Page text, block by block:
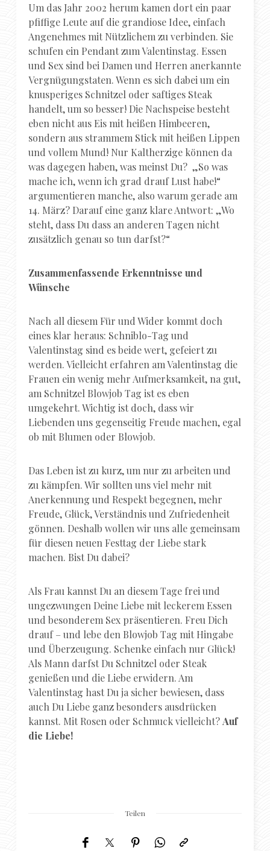
Um das Jahr 2002 herum kamen dort ein paar
pfiffige Leute auf die grandiose Idee, einfach
Angenehmes mit Nützlichem zu verbinden. Sie
schufen ein Pendant zum Valentinstag. Essen
und Sex sind bei Damen und Herren anerkannte
Vergnügungstaten. Wenn es sich dabei um ein
knusperiges Schnitzel oder saftiges Steak
handelt, um so besser! Die Nachspeise besteht
eben nicht aus Eis mit heißen Himbeeren,
sondern aus strammem Stick mit heißen Lippen
und vollem Mund! Nur Kaltherzige können da
was dagegen haben, was meinst Du? „So was
mache ich, wenn ich grad drauf Lust habe!“
argumentieren manche, also warum gerade am
14. März? Darauf eine ganz klare Antwort: „Wo
steht, dass Du dass an anderen Tagen nicht
zusätzlich genau so tun darfst?“
Zusammenfassende Erkenntnisse und
Wünsche
Nach all diesem Für und Wider kommt doch
eines klar heraus: Schniblo-Tag und
Valentinstag sind es beide wert, gefeiert zu
werden. Vielleicht erfahren am Valentinstag die
Frauen ein wenig mehr Aufmerksamkeit, na gut,
am Schnitzel Blowjob Tag ist es eben
umgekehrt. Wichtig ist doch, dass wir
Liebenden uns gegenseitig Freude machen, egal
ob mit Blumen oder Blowjob.
Das Leben ist zu kurz, um nur zu arbeiten und
zu kämpfen. Wir sollten uns viel mehr mit
Anerkennung und Respekt begegnen, mehr
Freude, Glück, Verständnis und Zufriedenheit
gönnen. Deshalb wollen wir uns alle gemeinsam
für diesen neuen Festtag der Liebe stark
machen. Bist Du dabei?
Als Frau kannst Du an diesem Tage frei und
ungezwungen Deine Liebe mit leckerem Essen
und besonderem Sex präsentieren. Freu Dich
drauf – und lebe den Blowjob Tag mit Hingabe
und Überzeugung. Schenke einfach nur Glück!
Als Mann darfst Du Schnitzel oder Steak
genießen und die Liebe erwidern. Am
Valentinstag hast Du ja sicher bewiesen, dass
auch Du Liebe ganz besonders ausdrücken
kannst. Mit Rosen oder Schmuck vielleicht?Auf
die Liebe!
Teilen